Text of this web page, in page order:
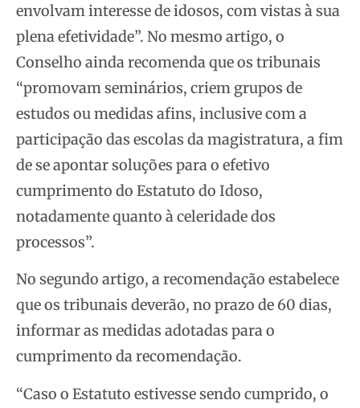
envolvam interesse de idosos, com vistas à sua
plena efetividade”. No mesmo artigo, o
Conselho ainda recomenda que os tribunais
“promovam seminários, criem grupos de
estudos ou medidas afins, inclusive com a
participação das escolas da magistratura, a fim
de se apontar soluções para o efetivo
cumprimento do Estatuto do Idoso,
notadamente quanto à celeridade dos
processos”.
No segundo artigo, a recomendação estabelece
que os tribunais deverão, no prazo de 60 dias,
informar as medidas adotadas para o
cumprimento da recomendação.
“Caso o Estatuto estivesse sendo cumprido, o